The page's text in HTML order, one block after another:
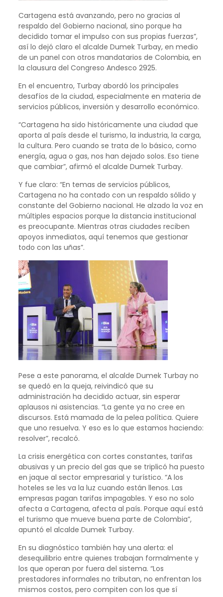
Cartagena está avanzando, pero no gracias al
respaldo del Gobierno nacional, sino porque ha
decidido tomar el impulso con sus propias fuerzas”,
así lo dejó claro el alcalde Dumek Turbay, en medio
de un panel con otros mandatarios de Colombia, en
la clausura del Congreso Andesco 2925.
En el encuentro, Turbay abordó los principales
desafíos de la ciudad, especialmente en materia de
servicios públicos, inversión y desarrollo económico.
“Cartagena ha sido históricamente una ciudad que
aporta al país desde el turismo, la industria, la carga,
la cultura. Pero cuando se trata de lo básico, como
energía, agua o gas, nos han dejado solos. Eso tiene
que cambiar”, afirmó el alcalde Dumek Turbay.
Y fue claro: “En temas de servicios públicos,
Cartagena no ha contado con un respaldo sólido y
constante del Gobierno nacional. He alzado la voz en
múltiples espacios porque la distancia institucional
es preocupante. Mientras otras ciudades reciben
apoyos inmediatos, aquí tenemos que gestionar
todo con las uñas”.
Pese a este panorama, el alcalde Dumek Turbay no
se quedó en la queja, reivindicó que su
administración ha decidido actuar, sin esperar
aplausos ni asistencias. “La gente ya no cree en
discursos. Está mamada de la pelea política. Quiere
que uno resuelva. Y eso es lo que estamos haciendo:
resolver”, recalcó.
La crisis energética con cortes constantes, tarifas
abusivas y un precio del gas que se triplicó ha puesto
en jaque al sector empresarial y turístico. “A los
hoteles se les va la luz cuando están llenos. Las
empresas pagan tarifas impagables. Y eso no solo
afecta a Cartagena, afecta al país. Porque aquí está
el turismo que mueve buena parte de Colombia”,
apuntó el alcalde Dumek Turbay.
En su diagnóstico también hay una alerta: el
desequilibrio entre quienes trabajan formalmente y
los que operan por fuera del sistema. “Los
prestadores informales no tributan, no enfrentan los
mismos costos, pero compiten con los que sí